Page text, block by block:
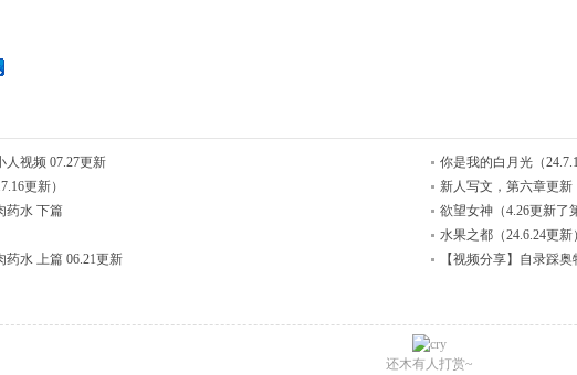
人视频 07.27更新
你是我的白月光（
更新）
新人写文，第六章更新
药水 下篇
欲望女神（4.26更新了
水果之都（24.6.24更新
药水 上篇 06.21更新
【视频分享】自录踩
还木有人打赏~